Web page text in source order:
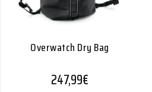
Overwatch Dry Bag
247,99€